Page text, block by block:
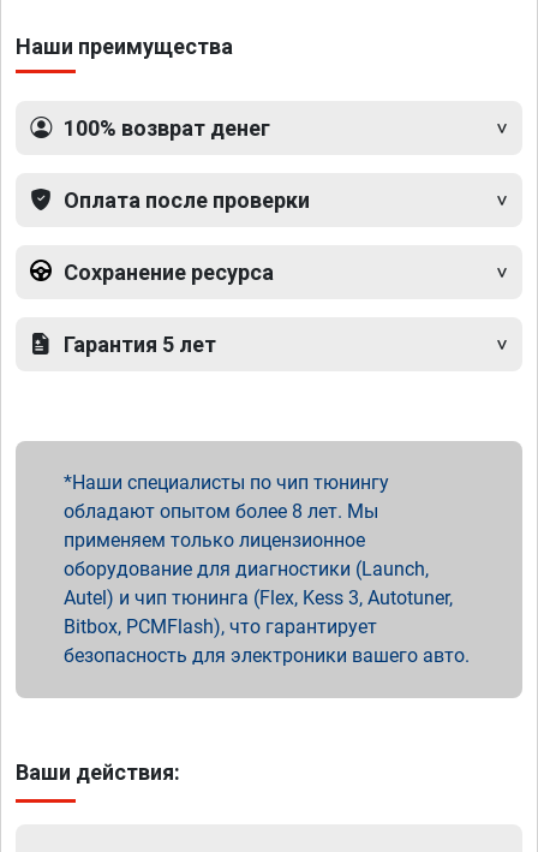
Наши преимущества
100% возврат денег
Оплата после проверки
Сохранение ресурса
Гарантия 5 лет
Наши специалисты по чип тюнингу
обладают опытом более 8 лет. Мы
применяем только лицензионное
оборудование для диагностики (Launch,
Autel) и чип тюнинга (Flex, Kess 3, Autotuner,
Bitbox, PCMFlash), что гарантирует
безопасность для электроники вашего авто.
Ваши действия: